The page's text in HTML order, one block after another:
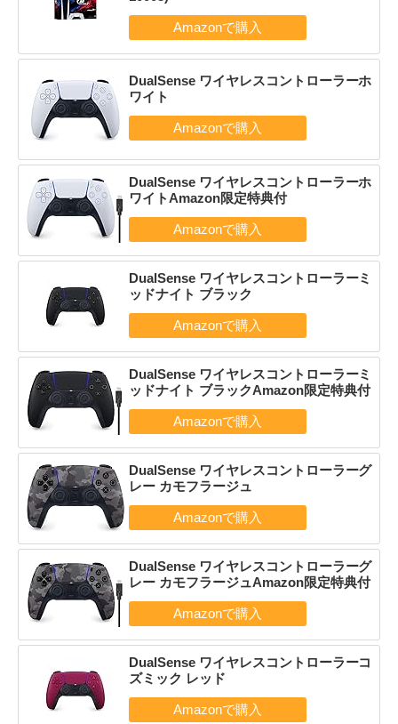
DualSense ワイヤレスコントローラーホ
ワイト
DualSense ワイヤレスコントローラーホ
ワイトAmazon限定特典付
DualSense ワイヤレスコントローラーミ
ッドナイト ブラック
DualSense ワイヤレスコントローラーミ
ッドナイト ブラックAmazon限定特典付
DualSense ワイヤレスコントローラーグ
レー カモフラージュ
DualSense ワイヤレスコントローラーグ
レー カモフラージュAmazon限定特典付
DualSense ワイヤレスコントローラーコ
ズミック レッド